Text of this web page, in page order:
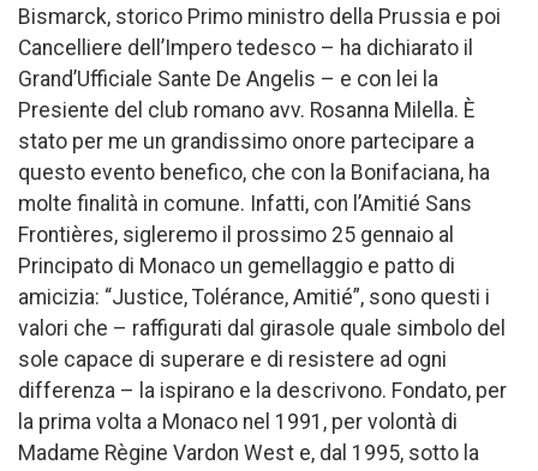
Bismarck, storico Primo ministro della Prussia e poi
Cancelliere dell’Impero tedesco – ha dichiarato il
Grand’Ufficiale Sante De Angelis – e con lei la
Presiente del club romano avv. Rosanna Milella. È
stato per me un grandissimo onore partecipare a
questo evento benefico, che con la Bonifaciana, ha
molte finalità in comune. Infatti, con l’Amitié Sans
Frontières, sigleremo il prossimo 25 gennaio al
Principato di Monaco un gemellaggio e patto di
amicizia: “Justice, Tolérance, Amitié”, sono questi i
valori che – raffigurati dal girasole quale simbolo del
sole capace di superare e di resistere ad ogni
differenza – la ispirano e la descrivono. Fondato, per
la prima volta a Monaco nel 1991, per volontà di
Madame Règine Vardon West e, dal 1995, sotto la